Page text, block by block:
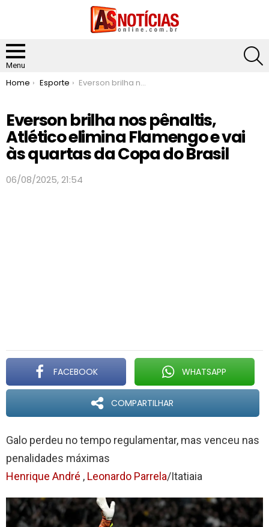
Menu
You are here:
Home Esporte Everson brilha nos pênaltis, Atlético elimina Flamengo e vai às quartas da Copa do Brasil
Everson brilha nos pênaltis,
Atlético elimina Flamengo e vai
às quartas da Copa do Brasil
06/08/2025, 21:54
FACEBOOK WHATSAPP
COMPARTILHAR
Galo perdeu no tempo regulamentar, mas venceu nas
penalidades máximas
Henrique André , Leonardo Parrela/Itatiaia